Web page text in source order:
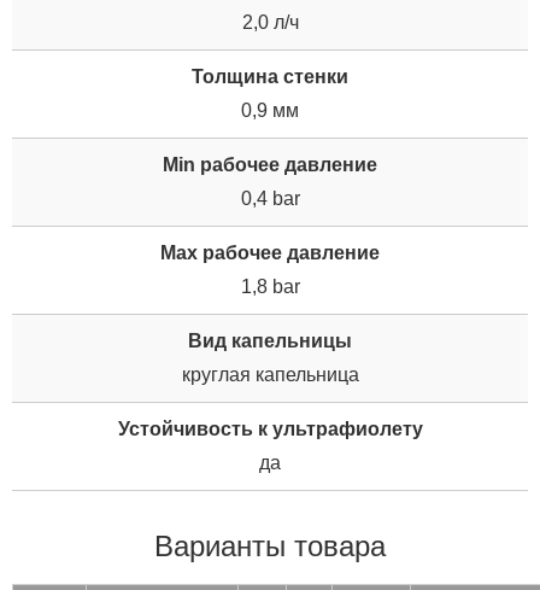
2,0 л/ч
Толщина стенки
0,9 мм
Min рабочее давление
0,4 bar
Max рабочее давление
1,8 bar
Вид капельницы
круглая капельница
Устойчивость к ультрафиолету
да
Варианты товара